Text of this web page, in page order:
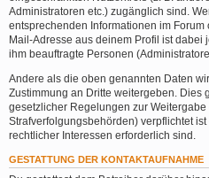
Administratoren etc.) zugänglich sind.
entsprechenden Informationen im
Mail-Adresse aus deinem Profil ist dabei
ihm beauftragte Personen
Andere als die oben genannten Daten
Zustimmung an Dritte weitergeben. Dies
gesetzlicher Regelungen zur Weitergabe
Strafverfolgungsbehörden) verpflichtet
rechtlicher Interessen erforderlich sind.
GESTATTUNG DER KONTAKTAUFNAHME